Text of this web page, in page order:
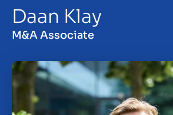
Sprzedaż firmy
Zakup firmy
Spostrzeżenia
Daan Klay
M&A Associate